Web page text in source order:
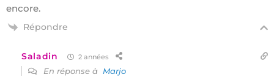
encore.
Répondre
Saladin 2 années
En réponse à Marjo